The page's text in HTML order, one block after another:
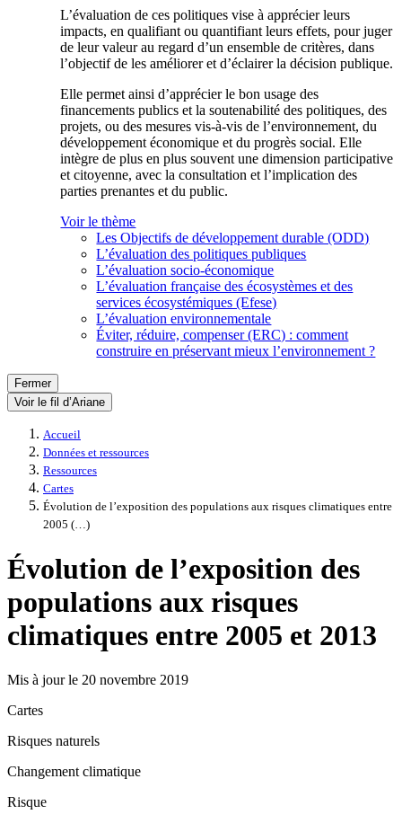
L’évaluation de ces politiques vise à apprécier leurs
impacts, en qualifiant ou quantifiant leurs effets, pour juger
de leur valeur au regard d’un ensemble de critères, dans
l’objectif de les améliorer et d’éclairer la décision publique.
Elle permet ainsi d’apprécier le bon usage des
financements publics et la soutenabilité des politiques, des
projets, ou des mesures vis-à-vis de l’environnement, du
développement économique et du progrès social. Elle
intègre de plus en plus souvent une dimension participative
et citoyenne, avec la consultation et l’implication des
parties prenantes et du public.
Voir le thème
Les Objectifs de développement durable (ODD)
L’évaluation des politiques publiques
L’évaluation socio-économique
L’évaluation française des écosystèmes et des
services écosystémiques (Efese)
L’évaluation environnementale
Éviter, réduire, compenser (ERC) : comment
construire en préservant mieux l’environnement ?
Fermer
Voir le fil d’Ariane
Accueil
Données et ressources
Ressources
Cartes
Évolution de l’exposition des populations aux risques climatiques entre
2005 (…)
Évolution de l’exposition des
populations aux risques
climatiques entre 2005 et 2013
Mis à jour le 20 novembre 2019
Cartes
Risques naturels
Changement climatique
Risque